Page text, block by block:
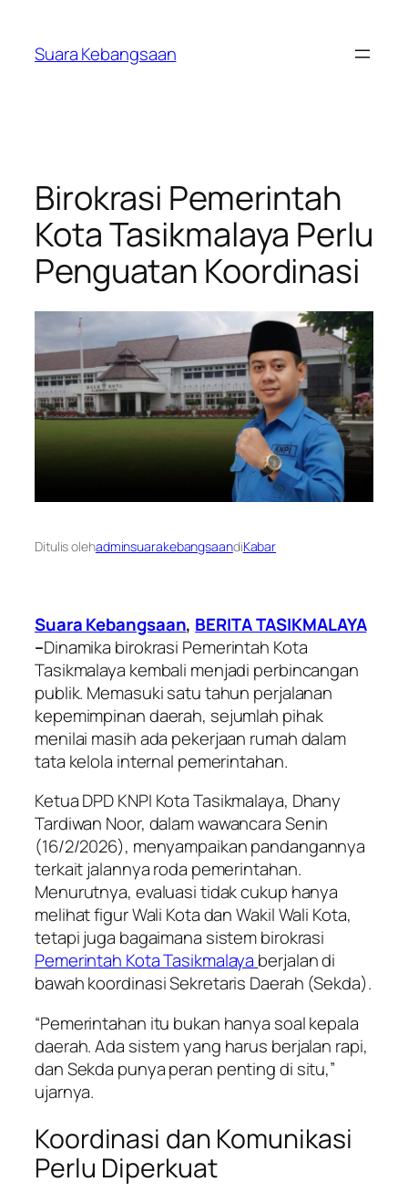
konten
Suara Kebangsaan
Birokrasi Pemerintah
Kota Tasikmalaya Perlu
Penguatan Koordinasi
Ditulis olehadminsuarakebangsaandiKabar
Suara Kebangsaan, BERITA TASIKMALAYA
–Dinamika birokrasi Pemerintah Kota
Tasikmalaya kembali menjadi perbincangan
publik. Memasuki satu tahun perjalanan
kepemimpinan daerah, sejumlah pihak
menilai masih ada pekerjaan rumah dalam
tata kelola internal pemerintahan.
Ketua DPD KNPI Kota Tasikmalaya, Dhany
Tardiwan Noor, dalam wawancara Senin
(16/2/2026), menyampaikan pandangannya
terkait jalannya roda pemerintahan.
Menurutnya, evaluasi tidak cukup hanya
melihat figur Wali Kota dan Wakil Wali Kota,
tetapi juga bagaimana sistem birokrasi
Pemerintah Kota Tasikmalaya berjalan di
bawah koordinasi Sekretaris Daerah (Sekda).
“Pemerintahan itu bukan hanya soal kepala
daerah. Ada sistem yang harus berjalan rapi,
dan Sekda punya peran penting di situ,”
ujarnya.
Koordinasi dan Komunikasi
Perlu Diperkuat